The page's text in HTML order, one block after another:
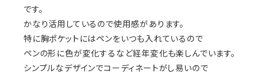
です。
かなり活用しているので使用感があります。
特に胸ポケットにはペンをいつも入れているので
ペンの形に色が変化するなど経年変化も楽しんでいます。
シンプルなデザインでコーディネートがし易いので